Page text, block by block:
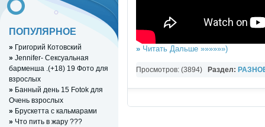
» Читать Дальше »»»»»»)
Просмотров: (3894) Раздел:
ПОПУЛЯРНОЕ
» Григорий Котовский
» Jennifer- Сексуальная
барменша .(+18) 19 Фото для
взрослых
» Банный день 15 Fotok для
Очень взрослых
» Брускетта с кальмарами
» Что пить в жару ???